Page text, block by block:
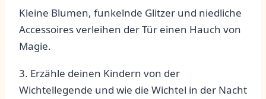
Kleine‍ Blumen, funkelnde Glitzer und niedliche
Accessoires verleihen der ⁣Tür einen Hauch von
Magie.
3. Erzähle ⁤deinen‍ Kindern von der​
Wichtellegende ‌und wie‍ die Wichtel in‍ der Nacht⁤